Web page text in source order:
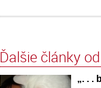
Ďalšie články
„. . .